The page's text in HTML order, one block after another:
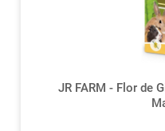
JR FARM - Flor de